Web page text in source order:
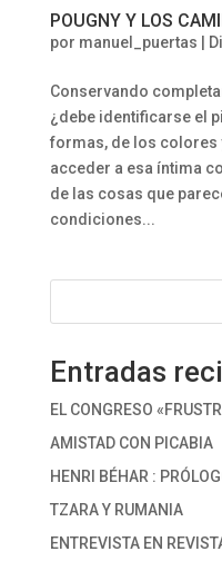
POUGNY Y LOS
por manuel_puertas
Conservando
¿debe identificarse el
formas, de los colores
acceder a esa íntima
de las cosas que
condiciones...
Entradas
EL CONGRESO
AMISTAD CON PICABIA
HENRI BÉHAR :
TZARA Y RUMANIA
ENTREVISTA EN